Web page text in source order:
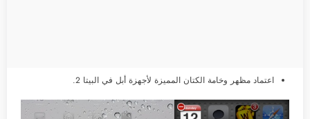
اعتماد مظهر وخامة الكتان المميزة لأجهزة أبل في البيتا 2.